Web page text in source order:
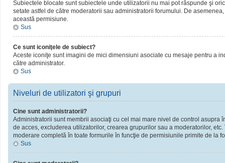
Subiectele blocate sunt subiectele unde utilizatorii nu mai pot răspunde şi
setate astfel de către moderatorii sau administratorii forumului. De
această permisiune.
Sus
Ce sunt iconiţele de subiect?
Aceste iconiţe sunt imagini de mici dimensiuni asociate cu mesaje pentru a
către administrator.
Sus
Niveluri de utilizatori şi grupuri
Cine sunt administratorii?
Administratorii sunt membrii asociaţi cu cel mai mare nivel de control
de acces, excluderea utilizatorilor, crearea grupurilor sau a moderatorilor,
moderare completă în toate formurile în funcţie de permisiunile primite de la
Sus